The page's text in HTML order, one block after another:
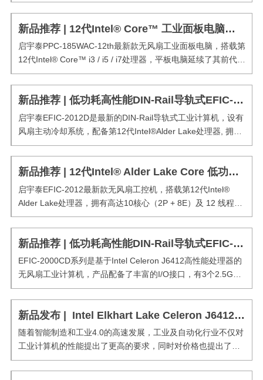
Lake 的 1.35 倍以上，综合高效的核心和强大的多线...
新品推荐 | 12代Intel® Core™ 工业面板电脑系列
启宇泰PPC-185WAC-12th最新款无风扇工业面板电脑，搭载第
12代Intel® Core™ i3 / i5 / i7处理器，平板电脑延续了其前代产
品的紧凑设计，启宇泰的工业计算机支持windows、Linux、
ubuntu等多个系统。提供全系列产品尺寸，15英寸到23.8...
新品推荐 | 低功耗高性能DIN-Rail导轨式EFIC-2012D系列工控机
启宇泰EFIC-2012D是最新的DIN-Rail导轨式工业计算机，设有
风扇主动冷却系统，配备第12代Intel®Alder Lake处理器, 拥有
高达10核心（2P + 8E）及 12 线程的配置，处理性能是
Comet Lake 的 1.35 倍以上，综合高效的核心和强大的多...
新品推荐 | 12代Intel® Alder Lake Core 低功耗高性能工控机发布
启宇泰EFIC-2012最新款无风扇工控机，搭载第12代Intel®
Alder Lake处理器，拥有高达10核心（2P + 8E）及 12 线程的
配置，处理性能是 Comet Lake 的 1.35 倍以上，综合高效的核
心和强大的多线程处理能力，能够同时处理多个任务和执行复
杂的...
新品推荐 | 低功耗高性能DIN-Rail导轨式EFIC-2000CD系列工控机
EFIC-2000CD系列是基于Intel Celeron J6412高性能处理器的
无风扇工业计算机，产品配备了丰富的I/O接口，有3个2.5GbE
千兆网口；4个USB3.0/2个USB2.0接口；HDMI、DP、支持同
显或异显；2个RS232/RS422/RS485；1个DIO...
新品发布 | Intel Elkhart Lake Celeron J6412工业平板电脑系列
随着智能制造和工业4.0的高速发展，工业及自动化行业不仅对
工业计算机的性能提出了更高的要求，同时对价格也提出了更
大的挑战，为了更好地助力行业高质量发展，QYT不断创新自
身的产品及技术，推出高性能、低功耗、高性价比的Elkhart